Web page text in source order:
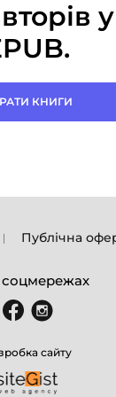
КНИГИ
Публічна
сайту